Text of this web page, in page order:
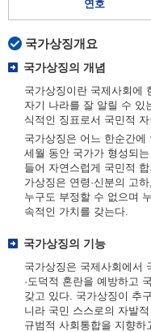
연호
국가상징개요
국가상징의 개념
국가상징이란 국제사회에
자기 나라를 잘 알릴 수 있
식적인 징표로서 국민적
국가상징은 어느 한순간에
세월 동안 국가가 형성되
들어 자연스럽게 국민적
가상징은 연령·신분의 고
누구도 부정할 수 없으며
속적인 가치를 갖는다.
국가상징의 기능
국가상징은 국제사회에서
·도덕적 혼란을 예방하고
갖고 있다. 국가상징이 추
니라 국민 스스로의 자발
규범적 사회통합을 지향